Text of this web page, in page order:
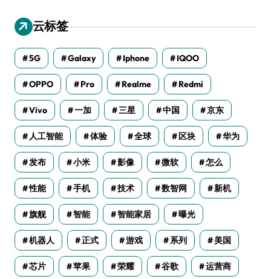
云标签
5G Galaxy Iphone IQOO
OPPO Pro Realme Redmi
Vivo 一加 三星 中国 京东
人工智能 体验 全球 区块 华为
发布 小米 影像 微软 怎么
性能 手机 技术 数智网 新机
旗舰 智能 智能家居 曝光
机器人 正式 游戏 系列 美国
芯片 苹果 荣耀 谷歌 运营商